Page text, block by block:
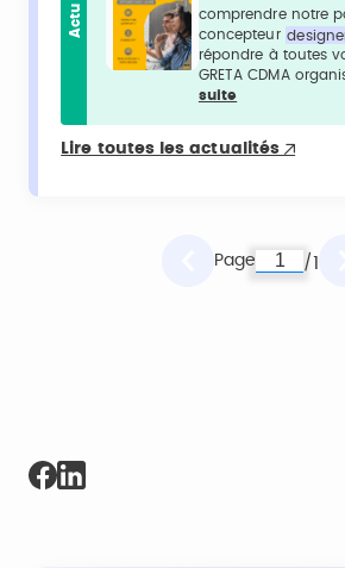
Actu
comprendre notre
concepteur
répondre à toutes
GRETA CDMA
suite
Lire toutes les actualités
Page / 1